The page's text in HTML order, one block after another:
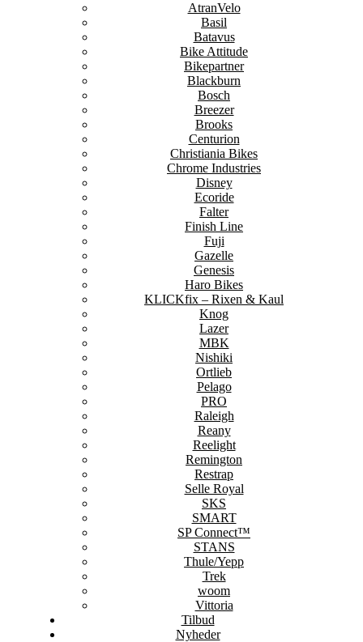
AtranVelo
Basil
Batavus
Bike Attitude
Bikepartner
Blackburn
Bosch
Breezer
Brooks
Centurion
Christiania Bikes
Chrome Industries
Disney
Ecoride
Falter
Finish Line
Fuji
Gazelle
Genesis
Haro Bikes
KLICKfix – Rixen & Kaul
Knog
Lazer
MBK
Nishiki
Ortlieb
Pelago
PRO
Raleigh
Reany
Reelight
Remington
Restrap
Selle Royal
SKS
SMART
SP Connect™
STANS
Thule/Yepp
Trek
woom
Vittoria
Tilbud
Nyheder